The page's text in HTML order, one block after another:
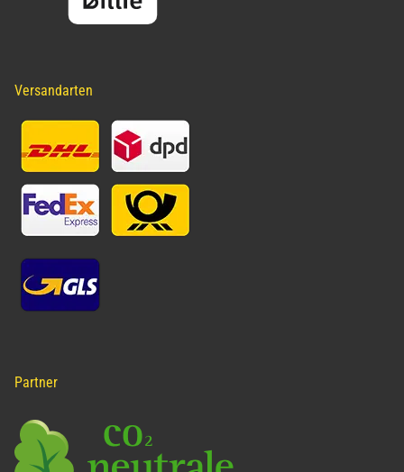
Versandarten
Partner